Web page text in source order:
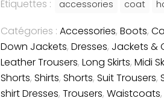
Étiquettes : accessories coat
Catégories : Accessories, Boots,
Down Jackets, Dresses, Jackets &
Leather Trousers, Long Skirts, Midi
Shorts, Shirts, Shorts, Suit Trousers,
shirt Dresses, Trousers, Waistcoats,